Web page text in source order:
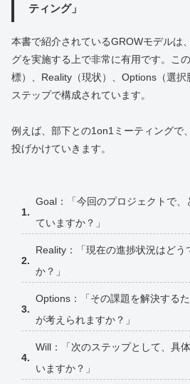
ティング」
本書で紹介されているGROWモデルは
グを実施する上で非常に有用です。こ
標）、Reality（現状）、Options（選
ステップで構成されています。
例えば、部下との1on1ミーティングで
投げかけていきます。
Goal：「今回のプロジェクトで、
ていますか？」
Reality：「現在の進捗状況はどう
か？」
Options：「その課題を解決する
が考えられますか？」
Will：「次のステップとして、具
いますか？」